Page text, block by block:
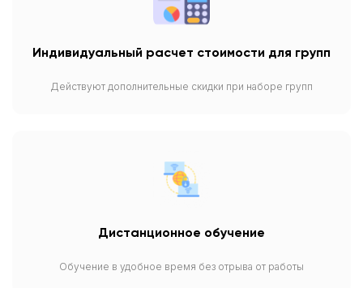
Индивидуальный расчет стоимости для групп
Действуют дополнительные скидки при наборе групп
Дистанционное обучение
Обучение в удобное время без отрыва от работы